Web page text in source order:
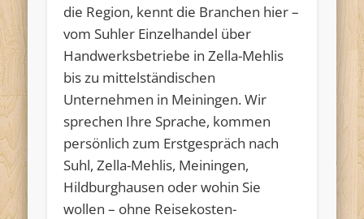
die Region, kennt die Branchen hier –
vom Suhler Einzelhandel über
Handwerksbetriebe in Zella-Mehlis
bis zu mittelständischen
Unternehmen in Meiningen. Wir
sprechen Ihre Sprache, kommen
persönlich zum Erstgespräch nach
Suhl, Zella-Mehlis, Meiningen,
Hildburghausen oder wohin Sie
wollen – ohne Reisekosten-